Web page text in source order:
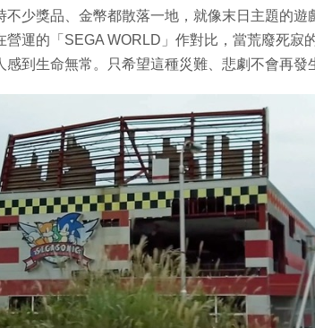
少獎品、金幣都散落一地，就像末日主題的遊
運的「SEGA WORLD」作對比，當荒廢死寂
到生命無常。只希望這種災難、悲劇不會再發